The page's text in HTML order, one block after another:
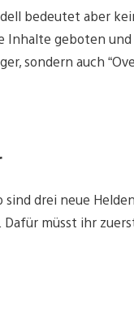
bedeutet aber
geboten
sondern auch
sind drei neue
müsst ihr